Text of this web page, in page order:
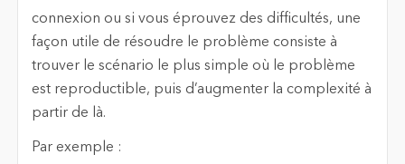
connexion ou si vous éprouvez des difficultés, une
façon utile de résoudre le problème consiste à
trouver le scénario le plus simple où le problème
est reproductible, puis d’augmenter la complexité à
partir de là.
Par exemple :